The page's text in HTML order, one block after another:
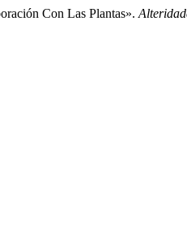
Con Las Plantas».